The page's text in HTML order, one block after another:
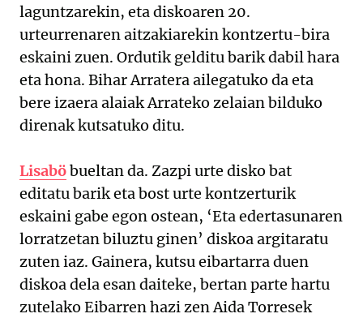
laguntzarekin, eta diskoaren 20.
urteurrenaren aitzakiarekin kontzertu-bira
eskaini zuen. Ordutik gelditu barik dabil hara
eta hona. Bihar Arratera ailegatuko da eta
bere izaera alaiak Arrateko zelaian bilduko
direnak kutsatuko ditu.
Lisaböbueltan da. Zazpi urte disko bat
editatu barik eta bost urte kontzerturik
eskaini gabe egon ostean, ‘Eta edertasunaren
lorratzetan biluztu ginen’ diskoa argitaratu
zuten iaz. Gainera, kutsu eibartarra duen
diskoa dela esan daiteke, bertan parte hartu
zutelako Eibarren hazi zen Aida Torresek